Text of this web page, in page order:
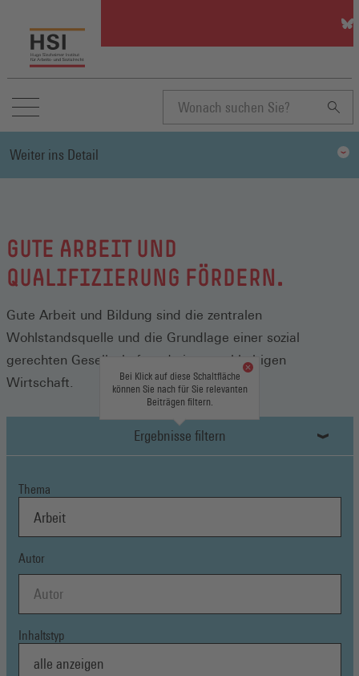
HSI
auf
in
Suchbegriff
eingeben
GUTE ARBEIT UND
QUALIFIZIERUNG FÖRDERN.
Gute Arbeit und Bildung sind die zentralen
Wohlstandsquelle und die Grundlage einer sozial
gerechten Gesellschaft und einer nachhaltigen
Wirtschaft.
Ergebnisse filtern
Bei Klick auf diese Schaltfläche
können Sie nach für Sie relevanten
Beiträgen filtern.
Thema
Autor
Inhaltstyp
Weiter ins Detail